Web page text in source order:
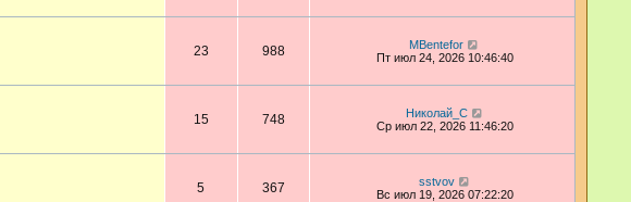
23 988
MBentefor
Пт июл 24, 2026 10:46:40
15 748
Николай_С
Ср июл 22, 2026 11:46:20
5 367
sstvov
Вс июл 19, 2026 07:22:20